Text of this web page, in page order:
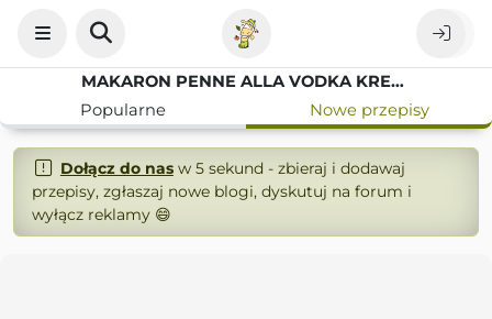
MAKARON PENNE ALLA VODKA KREMOWY PRZEPIS JAK Z RESTAURACJI
Popularne
Nowe przepisy
Dołącz do nasw 5 sekund - zbieraj i dodawaj
przepisy, zgłaszaj nowe blogi, dyskutuj na forum i
wyłącz reklamy 😄